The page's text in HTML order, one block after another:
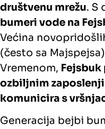
društvenu mrežu. S
bumeri vode na
Većina
(često sa
Vremenom,
ozbiljnim
komunicira s
Generacija bejbi